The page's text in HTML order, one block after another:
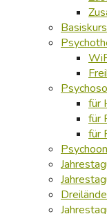
für
für
für